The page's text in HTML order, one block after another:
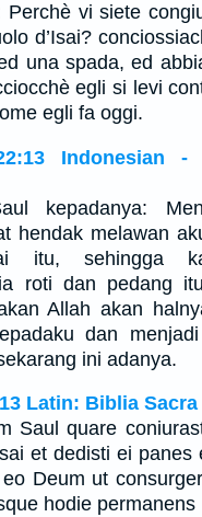
Perchè vi siete
d’Isai?
una spada, ed
egli si levi
egli fa oggi.
Indonesian -
kepadanya:
hendak melawan
itu, sehingga
roti dan pedang
Allah akan
dan
ini adanya.
Latin: Biblia Sacra
Saul quare
et dedisti ei panes
Deum ut
hodie permanens